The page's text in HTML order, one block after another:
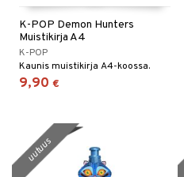
K-POP Demon Hunters
Muistikirja A4
K-POP
Kaunis muistikirja A4-koossa.
9,90 €
uutuus